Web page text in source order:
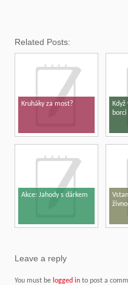
Related Posts:
Kruháky za most?
borci
Akce: Jahody s dárkem
Leave a reply
You must be logged into post a